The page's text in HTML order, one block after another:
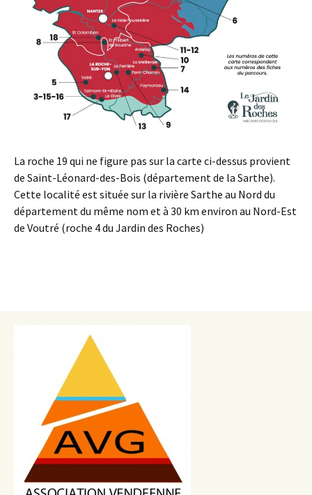
La roche 19 qui ne figure pas sur la carte ci-dessus provient
de Saint-Léonard-des-Bois (département de la Sarthe).
Cette localité est située sur la rivière Sarthe au Nord du
département du même nom et à 30 km environ au Nord-Est
de Voutré (roche 4 du Jardin des Roches)